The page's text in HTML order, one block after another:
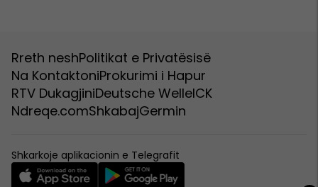
Rreth neshPolitikat e Privatësisë
Na KontaktoniProkurimi i Hapur
RTV DukagjiniDeutsche WelleICK
Ndreqe.comShkabajGermin
Shkarkoje aplikacionin e Telegrafit